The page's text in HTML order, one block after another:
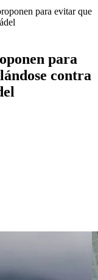
para evitar que
para
contra